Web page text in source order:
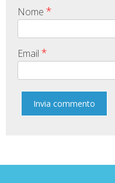
Nome *
Email *